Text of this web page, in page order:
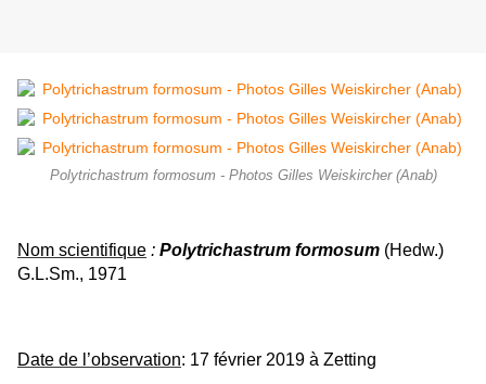
Polytrichastrum formosum - Photos Gilles Weiskircher (Anab)
Nom scientifique : Polytrichastrum formosum (Hedw.)
G.L.Sm., 1971
Date de l’observation: 17 février 2019 à Zetting